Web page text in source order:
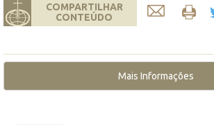
COMPARTILHAR
CONTEÚDO
Mais Informações